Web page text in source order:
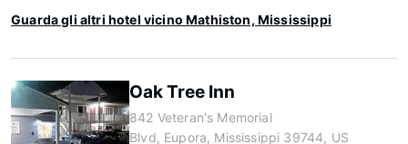
Guarda gli altri hotel vicino Mathiston, Mississippi
Oak Tree Inn
842 Veteran's Memorial
Blvd, Eupora, Mississippi 39744, US